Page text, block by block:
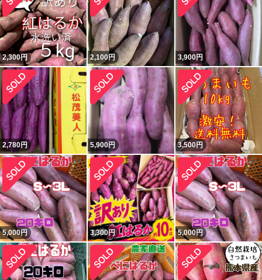
2,300円 2,100円 3,900円
2,780円 5,900円 3,500円
5,000円 3,300円 5,000円